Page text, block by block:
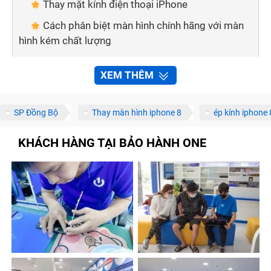
Thay mặt kính điện thoại iPhone
Cách phân biệt màn hình chính hãng với màn
hình kém chất lượng
Thay màn hình điện thoại tại nhà nên hay
Bảo hành one thay màn hình iPhone nhanh
Quy trình sửa chữa, thay màn hình iPhone tại
Bảo Hành One
Tạm kết
Dấu hiệu cần thay màn hình điện thoại
iPhone
XEM THÊM
SP Đồng Bộ Thay màn hình iphone 8 ép kính iphone
KHÁCH HÀNG TẠI BẢO HÀNH ONE